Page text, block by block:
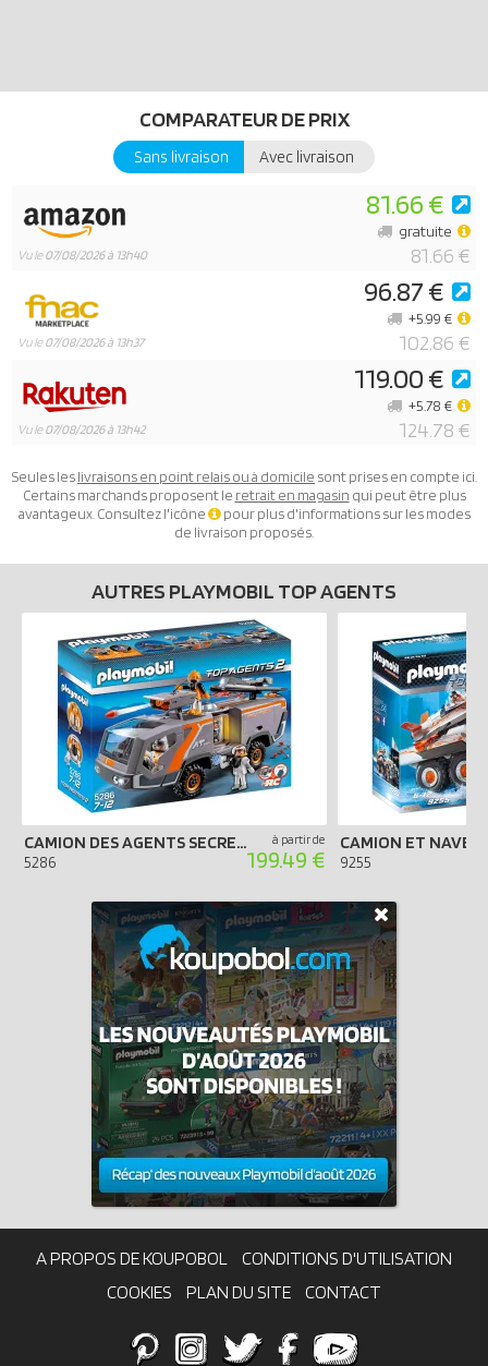
COMPARATEUR DE PRIX
Sans livraison Avec livraison
Vu le07/08/2026 à 13h40
81.66 €
81.66 €
gratuite
Vu le07/08/2026 à 13h37
96.87 €
102.86 €
+5.99 €
Vu le07/08/2026 à 13h42
119.00 €
124.78 €
+5.78 €
Seules leslivraisons en point relais ou à domicile sont prises en compte ici.
Certains marchands proposent le retrait en magasin qui peut être plus
avantageux. Consultez l'icône
pour plus d'informations sur les modes
de livraison proposés.
AUTRES PLAYMOBIL TOP AGENTS
CAMION DES AGENTS SECRETS
5286
à partir de
199.49 € 9255
A PROPOS DE KOUPOBOL
CONDITIONS D'UTILISATION
COOKIES
PLAN DU SITE CONTACT